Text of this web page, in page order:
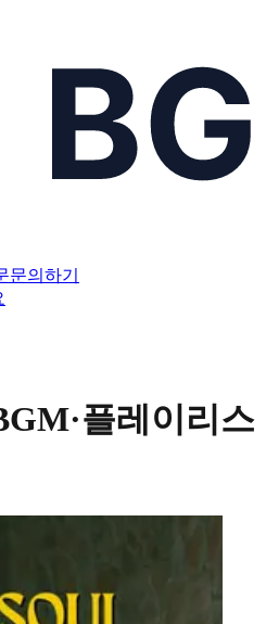
문의하기
플레이리스